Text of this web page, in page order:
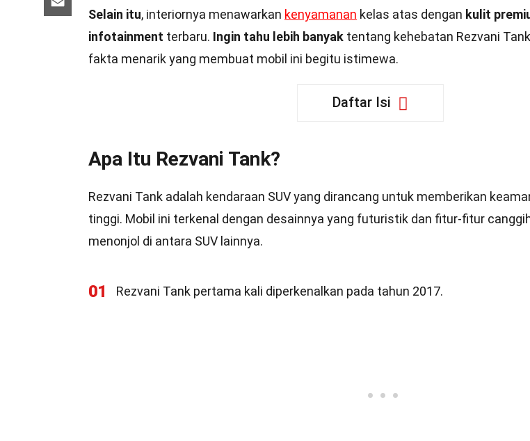
Selain itu, interiornya menawarkan kenyamanan kelas atas dengan kulit
infotainment terbaru. Ingin tahu lebih banyak tentang kehebatan Rezvani
fakta menarik yang membuat mobil ini begitu istimewa.
Daftar Isi
Apa Itu Rezvani Tank?
Rezvani Tank adalah kendaraan SUV yang dirancang untuk memberikan
tinggi. Mobil ini terkenal dengan desainnya yang futuristik dan fitur-fitur
menonjol di antara SUV lainnya.
01 Rezvani Tank pertama kali diperkenalkan pada tahun 2017.